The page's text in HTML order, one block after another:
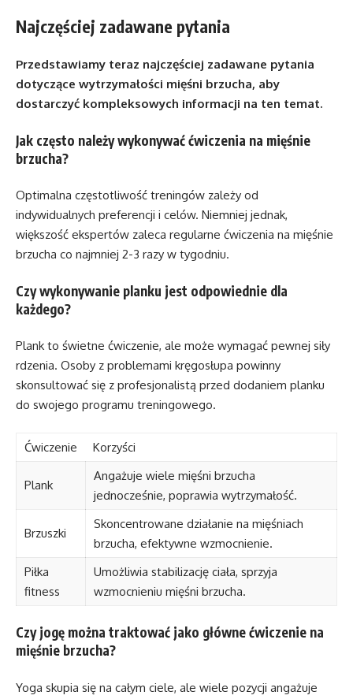
Najczęściej zadawane pytania
Przedstawiamy teraz najczęściej zadawane pytania
dotyczące wytrzymałości mięśni brzucha, aby
dostarczyć kompleksowych informacji na ten temat.
Jak często należy wykonywać ćwiczenia na mięśnie
brzucha?
Optimalna częstotliwość treningów zależy od
indywidualnych preferencji i celów. Niemniej jednak,
większość ekspertów zaleca regularne ćwiczenia na mięśnie
brzucha co najmniej 2-3 razy w tygodniu.
Czy wykonywanie planku jest odpowiednie dla
każdego?
Plank to świetne ćwiczenie, ale może wymagać pewnej siły
rdzenia. Osoby z problemami kręgosłupa powinny
skonsultować się z profesjonalistą przed dodaniem planku
do swojego programu treningowego.
Ćwiczenie Korzyści
Plank
Angażuje wiele mięśni brzucha
jednocześnie, poprawia wytrzymałość.
Brzuszki
Skoncentrowane działanie na mięśniach
brzucha, efektywne wzmocnienie.
Piłka
fitness
Umożliwia stabilizację ciała, sprzyja
wzmocnieniu mięśni brzucha.
Czy jogę można traktować jako główne ćwiczenie na
mięśnie brzucha?
Yoga skupia się na całym ciele, ale wiele pozycji angażuje